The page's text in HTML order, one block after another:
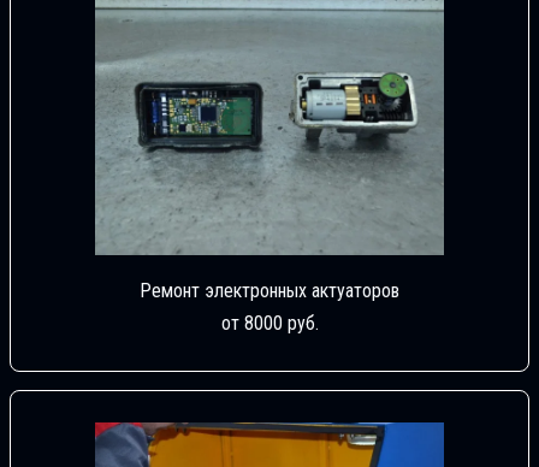
Ремонт электронных актуаторов
от 8000 руб.